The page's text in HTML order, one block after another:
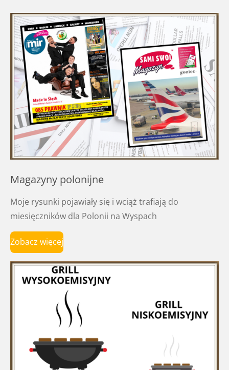
Magazyny polonijne
Moje rysunki pojawiały się i wciąż trafiają do
miesięczników dla Polonii na Wyspach
Zobacz więcej